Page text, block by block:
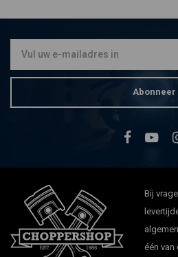
Abonneer
Bij
één